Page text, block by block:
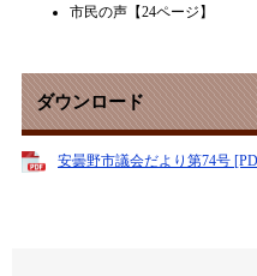
市民の声【24ページ】
ダウンロード
安曇野市議会だより第74号